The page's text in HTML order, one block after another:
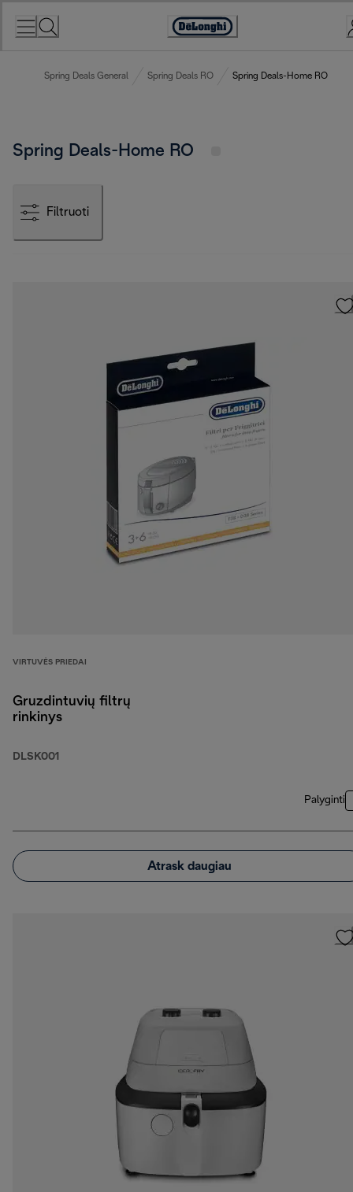
Accessibility
Spring Deals General Spring Deals RO Spring Deals-Home RO
Spring Deals-Home RO
Filtruoti
VIRTUVĖS PRIEDAI
Gruzdintuvių filtrų
rinkinys
DLSK001
Palyginti
Atrask daugiau